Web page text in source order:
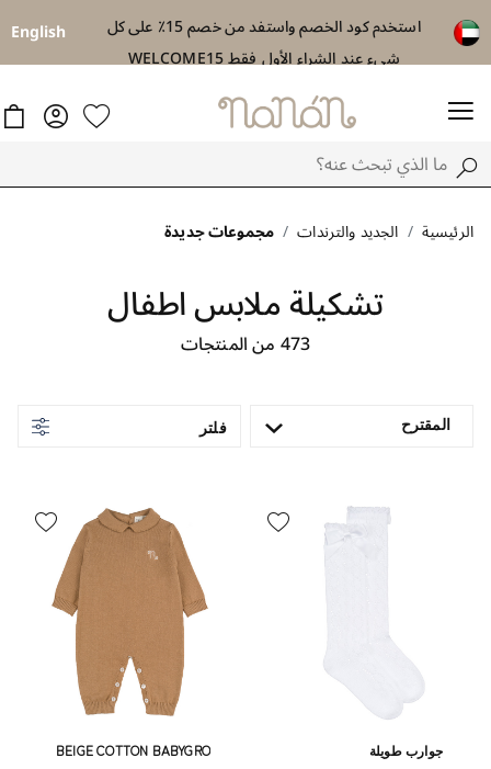
استخدم كود الخصم واستفد من خصم 15٪ على كل
شيء عند الشراء الأول فقط WELCOME15
توصيل مجاني
English
الرئيسية الجديد والترندات مجموعات جديدة
تشكيلة ملابس اطفال
473من المنتجات
المقترح فلتر
جوارب طويلة
BEIGE COTTON BABYGRO